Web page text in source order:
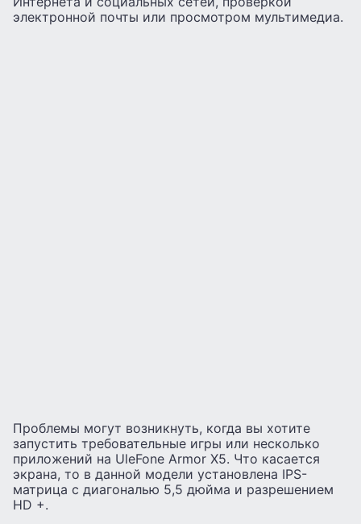
электронной почты или просмотром мультимедиа.
Проблемы могут возникнуть, когда вы хотите
запустить требовательные игры или несколько
приложений на UleFone Armor X5. Что касается
экрана, то в данной модели установлена ​​IPS-
матрица с диагональю 5,5 дюйма и разрешением
HD +.